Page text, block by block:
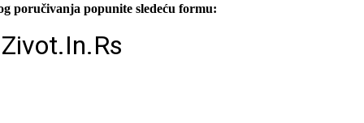
poručivanja popunite sledeću formu: